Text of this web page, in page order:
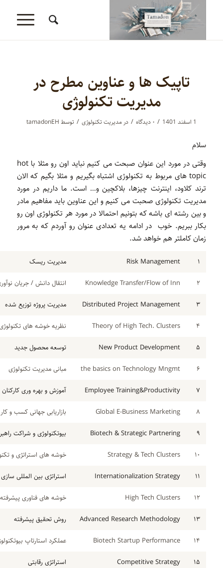
تاپیک ها و عناوین مطرح در
مدیریت تکنولوژی
1 اسفند 1401 / ۰ دیدگاه‌ / در مدیریت تکنولوژی / توسط tamadonEH
سلام
وقتی در مورد این عنوان صبحت می کنیم نباید اون رو مثلا با hot
topic های مربوط به تکنولوژی اشتباه بگیریم و مثلا بگیم که الان
ترند کلاود، اینترنت چیزها، بلاکچین و… است. ما داریم در مورد
مدیریت تکنولوژی صحبت می کنیم و این عناوین باید مفاهیم مادر
و بین رشته ای باشه که بتونیم احتمالا در مورد هر تکنولوژی اون رو
بکار ببریم. خوب در ادامه یه تعدادی عنوان رو آوردم که به مرور
زمان کاملتر هم خواهد شد.
۱ Risk Management مدیریت ریسک
۲ Knowledge Transfer/Flow of Inn انتقال دانش / جریان
۳ Distributed Project Management مدیریت پروژه توزیع شده
۴ Theory of High Tech. Clusters نظریه خوشه های
۵ New Product Development توسعه محصول جدید
۶ the basics on Technology Mngmt مبانی مدیریت تکنولوژی
۷ Employee Training&Productivity آموزش و بهره وری کارکنان
۸ Global E-Business Marketing بازاریابی جهانی کسب و
۹ Biotech & Strategic Partnering بیوتکنولوژی و شراکت
۱۰ Strategy & Tech Clusters خوشه های استراتژی و
۱۱ Internationalization Strategy استراتژی بین المللی سازی
۱۲ High Tech Clusters خوشه های فناوری پیشرفته
۱۳ Advanced Research Methodology روش تحقیق پیشرفته
۱۴ Biotech Startup Performance عملکرد استارتاپ
۱۵ Competitive Strategy استراتژی رقابتی